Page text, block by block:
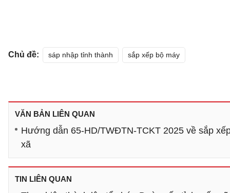
Chủ đề: sáp nhập tỉnh thành sắp xếp bộ máy
VĂN BẢN LIÊN QUAN
Hướng dẫn 65-HD/TWĐTN-TCKT 2025 về sắp
xã
TIN LIÊN QUAN